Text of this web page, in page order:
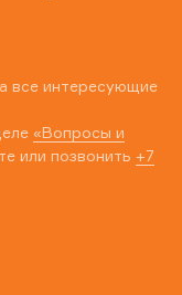
все интересующие
«Вопросы и
или позвонить +7